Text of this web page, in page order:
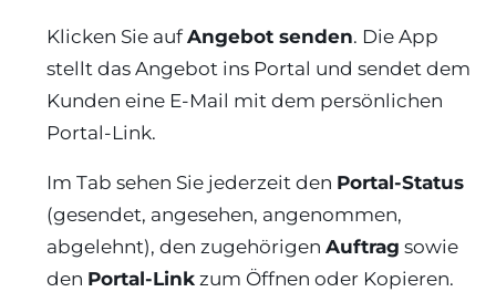
Klicken Sie aufAngebot senden. Die App
stellt das Angebot ins Portal und sendet dem
Kunden eine E-Mail mit dem persönlichen
Portal-Link.
Im Tab sehen Sie jederzeit den Portal-Status
(gesendet, angesehen, angenommen,
abgelehnt), den zugehörigenAuftrag sowie
den Portal-Link zum Öffnen oder Kopieren.